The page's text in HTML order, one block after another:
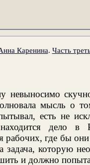
Каренина. Часть
невыносимо
мысль о
есть не
дело в
рабочих, где бы
задача, которую
и должно